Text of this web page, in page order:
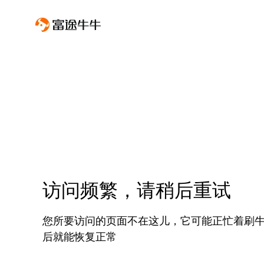
访问频繁，请稍后重试
您所要访问的页面不在这儿，它可能正忙着刷
后就能恢复正常